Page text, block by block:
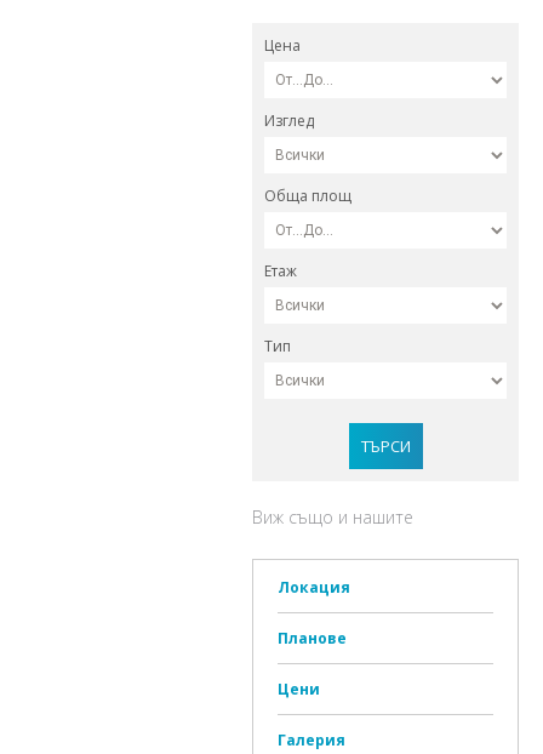
Цена
Изглед
Обща площ
Етаж
Тип
ТЪРСИ
Виж също и нашите
Локация
Планове
Цени
Галерия